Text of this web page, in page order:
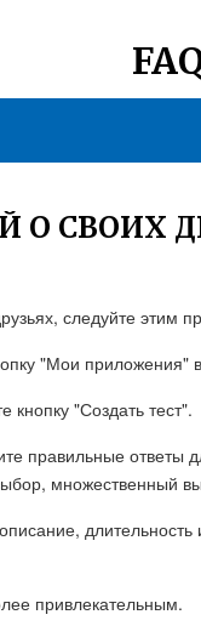
О СВОИХ
следуйте этим
"Мои
"Создать тест".
правильные ответы
множественный
привлекательным.